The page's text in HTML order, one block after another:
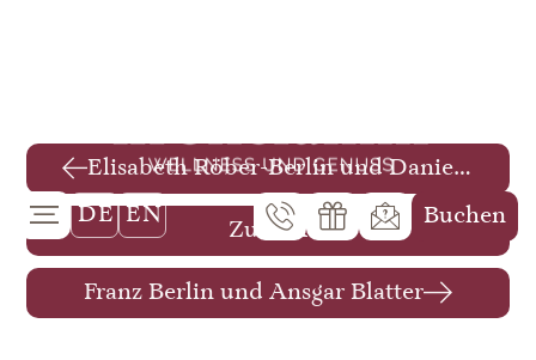
DE EN Buchen
Elisabeth Röber-Berlin und Daniel Röber
Zurück
Franz Berlin und Ansgar Blatter